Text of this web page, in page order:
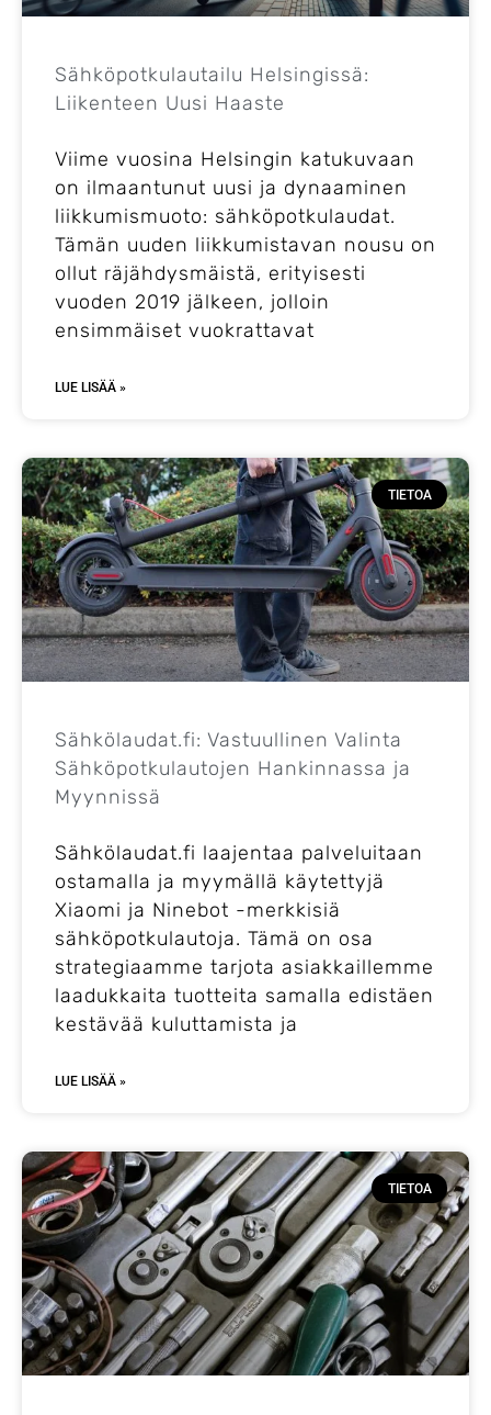
Sähköpotkulautailu Helsingissä:
Liikenteen Uusi Haaste
Viime vuosina Helsingin katukuvaan
on ilmaantunut uusi ja dynaaminen
liikkumismuoto: sähköpotkulaudat.
Tämän uuden liikkumistavan nousu on
ollut räjähdysmäistä, erityisesti
vuoden 2019 jälkeen, jolloin
ensimmäiset vuokrattavat
LUE LISÄÄ »
TIETOA
Sähkölaudat.fi: Vastuullinen Valinta
Sähköpotkulautojen Hankinnassa ja
Myynnissä
Sähkölaudat.fi laajentaa palveluitaan
ostamalla ja myymällä käytettyjä
Xiaomi ja Ninebot -merkkisiä
sähköpotkulautoja. Tämä on osa
strategiaamme tarjota asiakkaillemme
laadukkaita tuotteita samalla edistäen
kestävää kuluttamista ja
LUE LISÄÄ »
TIETOA